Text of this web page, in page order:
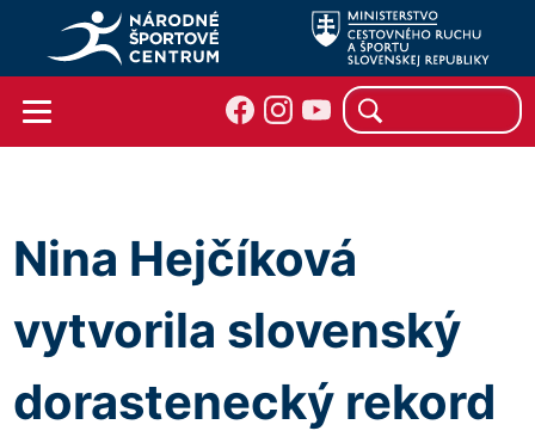
Nina Hejčíková
vytvorila slovenský
dorastenecký rekord